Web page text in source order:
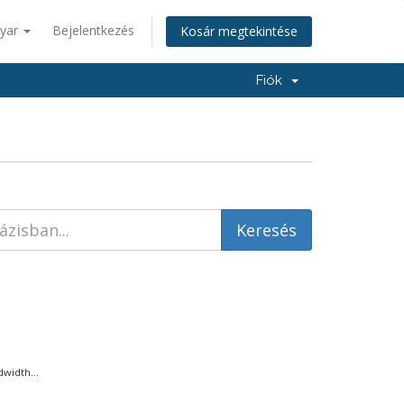
Bejelentkezés Kosár megtekintése
Fiók